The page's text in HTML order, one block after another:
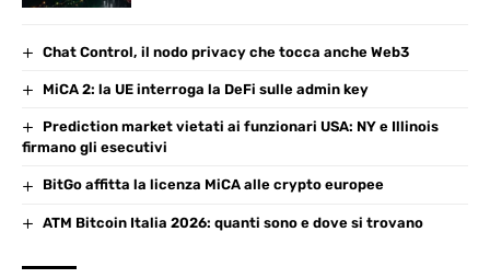
Chat Control, il nodo privacy che tocca anche Web3
MiCA 2: la UE interroga la DeFi sulle admin key
Prediction market vietati ai funzionari USA: NY e Illinois
firmano gli esecutivi
BitGo affitta la licenza MiCA alle crypto europee
ATM Bitcoin Italia 2026: quanti sono e dove si trovano